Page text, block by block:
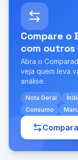
Compare o
com outros
Abra o
veja quem leva
análise.
Nota Geral
Consumo